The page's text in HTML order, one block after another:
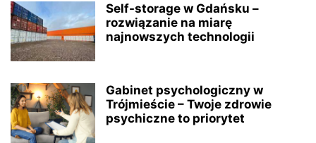
Self-storage w Gdańsku –
rozwiązanie na miarę
najnowszych technologii
Gabinet psychologiczny w
Trójmieście – Twoje zdrowie
psychiczne to priorytet